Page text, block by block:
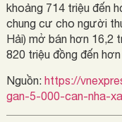
khoảng 714 triệu đến
chung cư cho người
Hải) mở bán hơn 16,2
820 triệu đồng đến
Nguồn: https://
gan-5-000-can-nha-